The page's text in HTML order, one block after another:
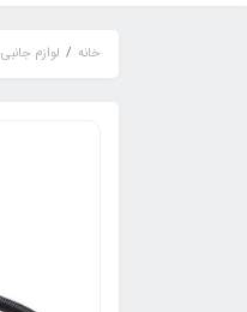
خانه لوازم جانبی